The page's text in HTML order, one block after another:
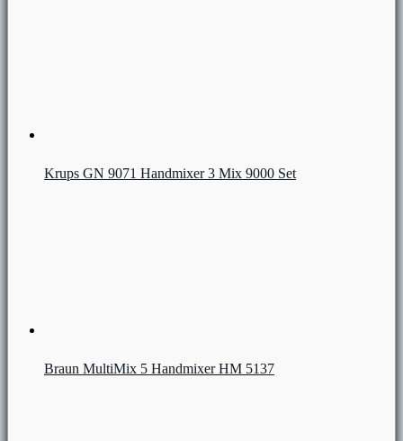
Krups GN 9071 Handmixer 3 Mix 9000 Set
Braun MultiMix 5 Handmixer HM 5137